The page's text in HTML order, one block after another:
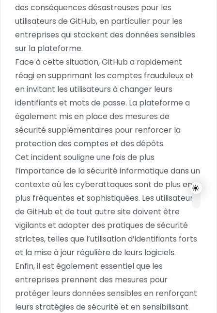
des conséquences désastreuses pour les
utilisateurs de GitHub, en particulier pour les
entreprises qui stockent des données sensibles
sur la plateforme.
Face à cette situation, GitHub a rapidement
réagi en supprimant les comptes frauduleux et
en invitant les utilisateurs à changer leurs
identifiants et mots de passe. La plateforme a
également mis en place des mesures de
sécurité supplémentaires pour renforcer la
protection des comptes et des dépôts.
Cet incident souligne une fois de plus
l’importance de la sécurité informatique dans un
contexte où les cyberattaques sont de plus en
plus fréquentes et sophistiquées. Les utilisateurs
de GitHub et de tout autre site doivent être
vigilants et adopter des pratiques de sécurité
strictes, telles que l’utilisation d’identifiants forts
et la mise à jour régulière de leurs logiciels.
Enfin, il est également essentiel que les
entreprises prennent des mesures pour
protéger leurs données sensibles en renforçant
leurs stratégies de sécurité et en sensibilisant